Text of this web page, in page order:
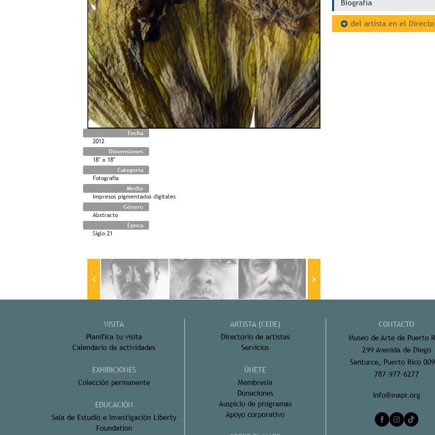
Fecha
2012
Dimensiones
18" x 18"
Categoría
Fotografía
Medio
Impresos pigmentados digitales
Género
Abstracto
Época
Siglo 21
Biografía
del artista en el
VISITA
Planifica tu visita
Calendario de actividades
EXHIBICIONES
Colección permanente
EDUCACIÓN
Sala de Estudio e Investigación Liberty
Foundation
ARTISTA (CEDE)
Directorio de artistas
Servicios
ÚNETE
Membresía
Donaciones
Auspicio de programas
Apoyo corporativo
CONTACTO
Museo de Arte de Puerto
299 Avenida de Diego
Santurce, Puerto Rico
787-977-6277
info@mapr.org